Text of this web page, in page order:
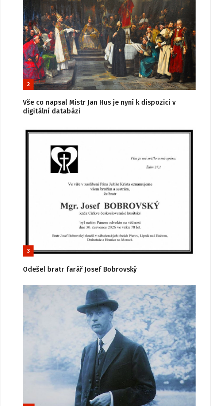
2
Vše co napsal Mistr Jan Hus je nyní k dispozici v
digitální databázi
3
Odešel bratr farář Josef Bobrovský